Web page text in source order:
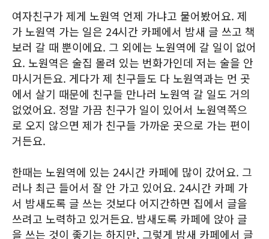
여자친구가 제게 노원역 언제 가냐고 물어봤어요. 제
가 노원역 가는 일은 24시간 카페에서 밤새 글 쓰고 책
보러 갈 때 뿐이에요. 그 외에는 노원역에 갈 일이 없어
요. 노원역은 술집 몰려 있는 번화가인데 저는 술을 안
마시거든요. 게다가 제 친구들도 다 노원역과는 먼 곳
에서 살기 때문에 친구들 만나러 노원역 갈 일도 거의
없었어요. 정말 가끔 친구가 일이 있어서 노원역쪽으
로 오지 않으면 제가 친구들 가까운 곳으로 가는 편이
거든요.
한때는 노원역에 있는 24시간 카페에 많이 갔어요. 그
러나 최근 들어서 잘 안 가고 있어요. 24시간 카페 가
서 밤새도록 글 쓰는 것보다 어지간하면 집에서 글을
쓰려고 노력하고 있거든요. 밤새도록 카페에 앉아 글
을 쓰는 것이 좋기는 하지만, 그렇게 밤새 카페에서 글